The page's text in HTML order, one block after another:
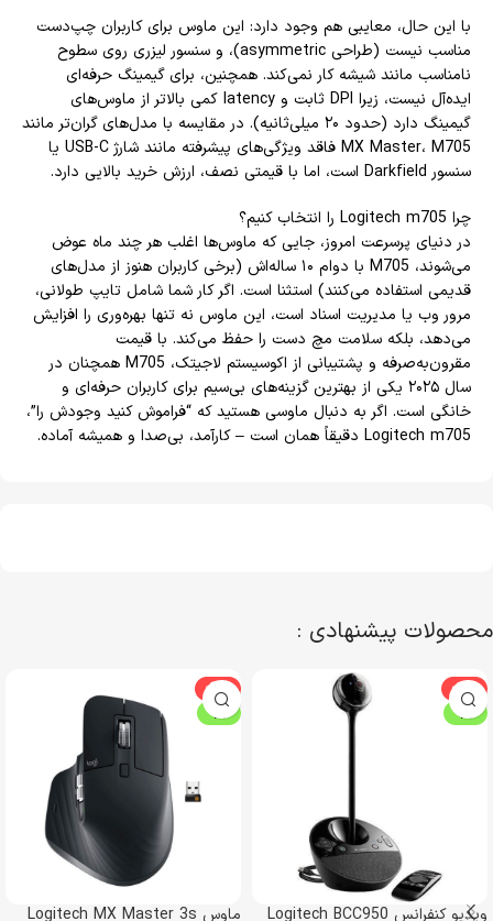
با این حال، معایبی هم وجود دارد: این ماوس برای کاربران چپ‌دست
مناسب نیست (طراحی asymmetric)، و سنسور لیزری روی سطوح
نامناسب مانند شیشه کار نمی‌کند. همچنین، برای گیمینگ حرفه‌ای
ایده‌آل نیست، زیرا DPI ثابت و latency کمی بالاتر از ماوس‌های
گیمینگ دارد (حدود ۲۰ میلی‌ثانیه). در مقایسه با مدل‌های گران‌تر مانند
MX Master، M705 فاقد ویژگی‌های پیشرفته مانند شارژ USB-C یا
سنسور Darkfield است، اما با قیمتی نصف، ارزش خرید بالایی دارد.
چرا Logitech m705 را انتخاب کنیم؟
در دنیای پرسرعت امروز، جایی که ماوس‌ها اغلب هر چند ماه عوض
می‌شوند، M705 با دوام ۱۰ ساله‌اش (برخی کاربران هنوز از مدل‌های
قدیمی استفاده می‌کنند) استثنا است. اگر کار شما شامل تایپ طولانی،
مرور وب یا مدیریت اسناد است، این ماوس نه تنها بهره‌وری را افزایش
می‌دهد، بلکه سلامت مچ دست را حفظ می‌کند. با قیمت
مقرون‌به‌صرفه و پشتیبانی از اکوسیستم لاجیتک، M705 همچنان در
سال ۲۰۲۵ یکی از بهترین گزینه‌های بی‌سیم برای کاربران حرفه‌ای و
خانگی است. اگر به دنبال ماوسی هستید که “فراموش کنید وجودش را”،
Logitech m705 دقیقاً همان است – کارآمد، بی‌صدا و همیشه آماده.
محصولات پیشنهادی :
-10%
ویژه
ویدیو کنفرانس Logitech BCC950
-22%
ویژه
ماوس Logitech MX Master 3s